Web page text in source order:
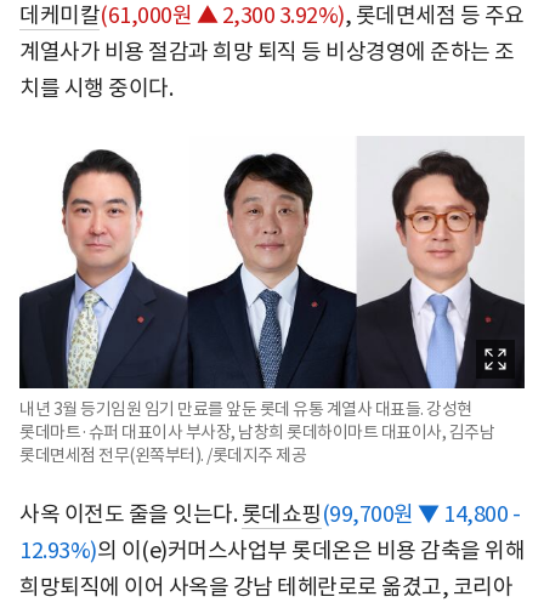
데케미칼(61,000원 ▲ 2,300 3.92%), 롯데면세점 등 주요
계열사가 비용 절감과 희망 퇴직 등 비상경영에 준하는 조
치를 시행 중이다.
내년 3월 등기임원 임기 만료를 앞둔 롯데 유통 계열사 대표들. 강성현
롯데마트·슈퍼 대표이사 부사장, 남창희 롯데하이마트 대표이사, 김주남
롯데면세점 전무(왼쪽부터). /롯데지주 제공
사옥 이전도 줄을 잇는다.롯데쇼핑(99,700원 ▼ 14,800 -
12.93%)의 이(e)커머스사업부 롯데온은 비용 감축을 위해
희망퇴직에 이어 사옥을 강남 테헤란로로 옮겼고, 코리아